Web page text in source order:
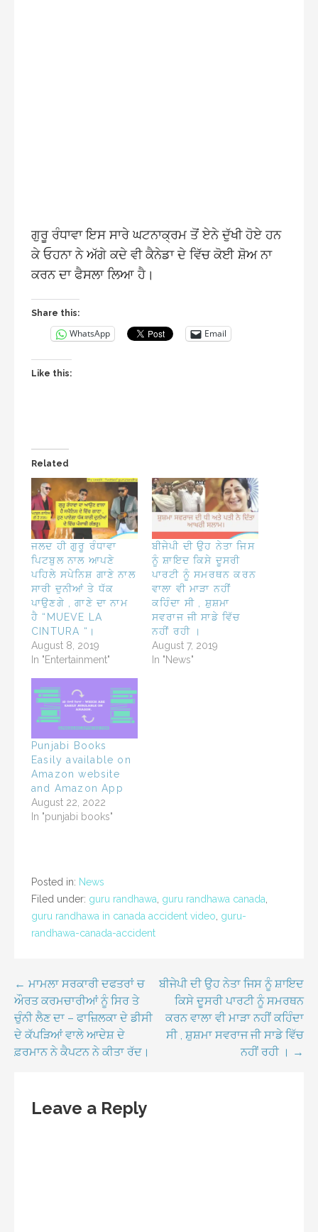
ਗੁਰੂ ਰੰਧਾਵਾ ਇਸ ਸਾਰੇ ਘਟਨਾਕ੍ਰਮ ਤੋਂ ਏਨੇ ਦੁੱਖੀ ਹੋਏ ਹਨ
ਕੇ ਓਹਨਾ ਨੇ ਅੱਗੇ ਕਦੇ ਵੀ ਕੈਨੇਡਾ ਦੇ ਵਿੱਚ ਕੋਈ ਸ਼ੋਅ ਨਾ
ਕਰਨ ਦਾ ਫੈਸਲਾ ਲਿਆ ਹੈ।
Share this:
WhatsApp Email
Like this:
Related
ਜਲਦ ਹੀ ਗੁਰੂ ਰੰਧਾਵਾ
ਪਿਟਬੁਲ ਨਾਲ ਆਪਣੇ
ਪਹਿਲੇ ਸਪੇਨਿਸ਼ ਗਾਣੇ ਨਾਲ
ਸਾਰੀ ਦੁਨੀਆਂ ਤੇ ਧੱਕ
ਪਾਉਣਗੇ , ਗਾਣੇ ਦਾ ਨਾਮ
ਹੈ “MUEVE LA
CINTURA “।
August 8, 2019
In "Entertainment"
ਬੀਜੇਪੀ ਦੀ ਉਹ ਨੇਤਾ ਜਿਸ
ਨੂੰ ਸ਼ਾਇਦ ਕਿਸੇ ਦੂਸਰੀ
ਪਾਰਟੀ ਨੂੰ ਸਮਰਥਨ ਕਰਨ
ਵਾਲਾ ਵੀ ਮਾੜਾ ਨਹੀਂ
ਕਹਿੰਦਾ ਸੀ , ਸ਼ੁਸ਼ਮਾ
ਸਵਰਾਜ ਜੀ ਸਾਡੇ ਵਿੱਚ
ਨਹੀਂ ਰਹੀ ।
August 7, 2019
In "News"
Punjabi Books
Easily available on
Amazon website
and Amazon App
August 22, 2022
In "punjabi books"
Posted in: News
Filed under: guru randhawa, guru randhawa canada,
guru randhawa in canada accident video, guru-
randhawa-canada-accident
Post
navigation
← ਮਾਮਲਾ ਸਰਕਾਰੀ ਦਫਤਰਾਂ ਚ
ਔਰਤ ਕਰਮਚਾਰੀਆਂ ਨੂੰ ਸਿਰ ਤੇ
ਚੁੰਨੀ ਲੈਣ ਦਾ – ਫਾਜ਼ਿਲਕਾ ਦੇ ਡੀਸੀ
ਦੇ ਕੱਪੜਿਆਂ ਵਾਲੇ ਆਦੇਸ਼ ਦੇ
ਫ਼ਰਮਾਨ ਨੇ ਕੈਪਟਨ ਨੇ ਕੀਤਾ ਰੱਦ।
ਬੀਜੇਪੀ ਦੀ ਉਹ ਨੇਤਾ ਜਿਸ ਨੂੰ ਸ਼ਾਇਦ
ਕਿਸੇ ਦੂਸਰੀ ਪਾਰਟੀ ਨੂੰ ਸਮਰਥਨ
ਕਰਨ ਵਾਲਾ ਵੀ ਮਾੜਾ ਨਹੀਂ ਕਹਿੰਦਾ
ਸੀ , ਸ਼ੁਸ਼ਮਾ ਸਵਰਾਜ ਜੀ ਸਾਡੇ ਵਿੱਚ
ਨਹੀਂ ਰਹੀ । →
Leave a Reply